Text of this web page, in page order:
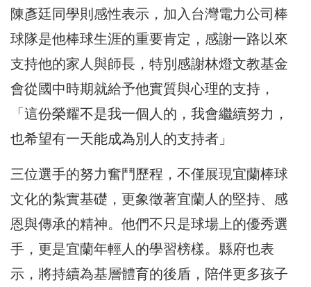
陳彥廷同學則感性表示，加入台灣電力公司棒
球隊是他棒球生涯的重要肯定，感謝一路以來
支持他的家人與師長，特別感謝林燈文教基金
會從國中時期就給予他實質與心理的支持，
「這份榮耀不是我一個人的，我會繼續努力，
也希望有一天能成為別人的支持者」
三位選手的努力奮鬥歷程，不僅展現宜蘭棒球
文化的紮實基礎，更象徵著宜蘭人的堅持、感
恩與傳承的精神。他們不只是球場上的優秀選
手，更是宜蘭年輕人的學習榜樣。縣府也表
示，將持續為基層體育的後盾，陪伴更多孩子